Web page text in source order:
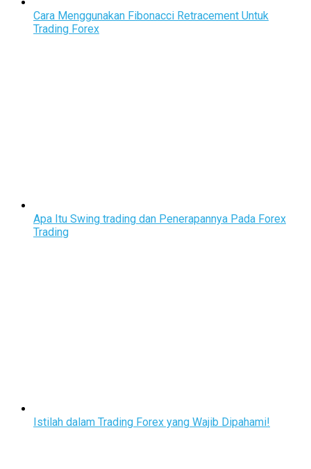
Cara Menggunakan Fibonacci Retracement Untuk
Trading Forex
Apa Itu Swing trading dan Penerapannya Pada Forex
Trading
Istilah dalam Trading Forex yang Wajib Dipahami!